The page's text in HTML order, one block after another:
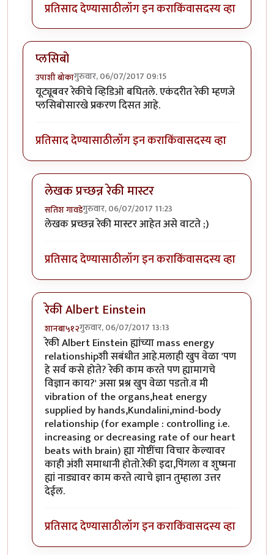
प्रतिसाद देण्यासाठीलॉग इन कराकिंवासदस्य व्हा
प्लसिबो
उपाशी बोकागुरुवार, 06/07/2017 09:15
यूट्यूबवर रेकीचे व्हिडिओ बघितले. एकंदरीत रेकी म्हणजे
प्लसिबोसारखे प्रकरण दिसत आहे.
प्रतिसाद देण्यासाठीलॉग इन कराकिंवासदस्य व्हा
लेखक प्रच्छन्न रेकी मास्टर
सतिश गावडेगुरुवार, 06/07/2017 11:23
In reply toप्लसिबोbyउपाशी बोका
लेखक प्रच्छन्न रेकी मास्टर आहेत असे वाटते ;)
प्रतिसाद देण्यासाठीलॉग इन कराकिंवासदस्य व्हा
रेकी Albert Einstein
शानबा५१२गुरुवार, 06/07/2017 13:13
In reply toप्लसिबोbyउपाशी बोका
रेकी Albert Einstein ह्यांच्या mass energy
relationshipशी सबंधीत आहे.मलाही खुप वेळा 'पण
हे सर्व कसे होते? रेकी काम करते पण ह्यामागचे
विज्ञान काय?' असा प्रश्न खुप वेळा पडतो.व मी
vibration of the organs,heat energy
supplied by hands,Kundalini,mind-body
relationship (for example : controlling i.e.
increasing or decreasing rate of our heart
beats with brain) ह्या गोष्टींचा विचार केल्यावर
काही अंशी समाधानी होतो.रेकी इदा,पिंगला व शुष्मना
ह्यां नाड्यावर काम करते त्याचे ज्ञान तुम्हाला उत्तर
देईल.
प्रतिसाद देण्यासाठीलॉग इन कराकिंवासदस्य व्हा